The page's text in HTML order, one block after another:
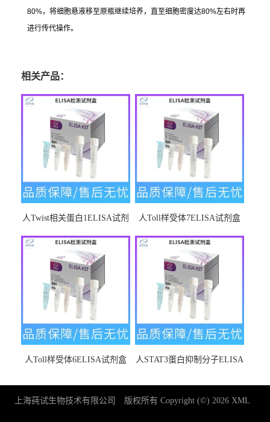
80%，将细胞悬液移至原瓶继续培养，直至细胞密度达80%左右时再
进行传代操作。
相关产品：
人Twist相关蛋白1ELISA试剂
人Toll样受体7ELISA试剂盒
人Toll样受体6ELISA试剂盒
人STAT3蛋白抑制分子ELISA
上海莼试生物技术有限公司 版权所有 Copyright (©) 2026 XML